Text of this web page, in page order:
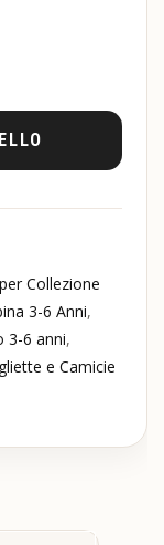
Collezione
3-6 Anni,
3-6 anni,
e Camicie